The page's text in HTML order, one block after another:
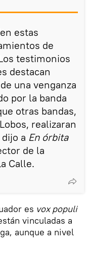
estas
de
testimonios
destacan
una venganza
por la banda
otras bandas,
realizaran
a En órbita
de la
Calle.
es vox populi
vinculadas a
aunque a nivel